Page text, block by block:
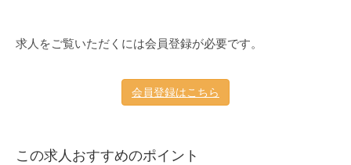
求人をご覧いただくには会員登録が必要です。
会員登録はこちら
この求人おすすめのポイント